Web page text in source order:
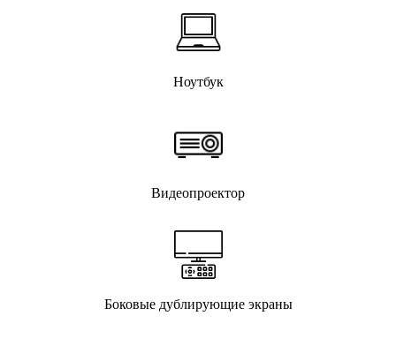
Ноутбук
Видеопроектор
Боковые дублирующие экраны